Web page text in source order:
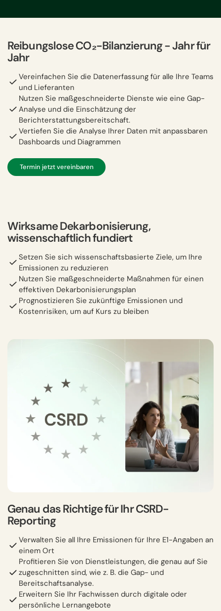
Reibungslose CO₂-Bilanzierung − Jahr für
Jahr
Vereinfachen Sie die Datenerfassung für alle Ihre Teams
und Lieferanten
Nutzen Sie maßgeschneiderte Dienste wie eine Gap-
Analyse und die Einschätzung der
Berichterstattungsbereitschaft.
Vertiefen Sie die Analyse Ihrer Daten mit anpassbaren
Dashboards und Diagrammen
Termin jetzt vereinbaren
Wirksame Dekarbonisierung,
wissenschaftlich fundiert
Setzen Sie sich wissenschaftsbasierte Ziele, um Ihre
Emissionen zu reduzieren
Nutzen Sie maßgeschneiderte Maßnahmen für einen
effektiven Dekarbonisierungsplan
Prognostizieren Sie zukünftige Emissionen und
Kostenrisiken, um auf Kurs zu bleiben
Genau das Richtige für Ihr CSRD-
Reporting
Verwalten Sie all Ihre Emissionen für Ihre E1-Angaben an
einem Ort
Profitieren Sie von Dienstleistungen, die genau auf Sie
zugeschnitten sind, wie z. B. die Gap- und
Bereitschaftsanalyse.
Erweitern Sie Ihr Fachwissen durch digitale oder
persönliche Lernangebote